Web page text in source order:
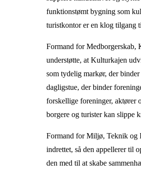
funktionstømt bygning som
turistkontor er en klog tilgang
Formand for Medborgerskab,
understøtte, at Kulturkajen
som tydelig markør, der
dagligstue, der binder
forskellige foreninger, aktører
borgere og turister kan slippe
Formand for Miljø, Teknik og
indrettet, så den appellerer til
den med til at skabe